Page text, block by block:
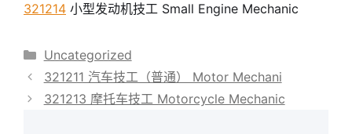
321214 小型发动机技工 Small Engine Mechanic
分
类
Uncategorized
321211 汽车技工（普通） Motor Mechani
321213 摩托车技工 Motorcycle Mechanic